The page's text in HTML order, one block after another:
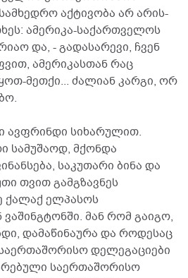
აქტივობა არ არის-
ამერიკა-საქართველოს
და, - გადასარევი, ჩვენ
ამერიკასთან რაც
მეთქი... ძალიან კარგი, ორ
ავფრინდი სიხარულით.
სამუშაოდ, მქონდა
საკუთარი ბინა და
თვით გამგზავნეს
ქალაქ ელპასოს
მან რომ გაიგო,
დამაწინაურა და როდესაც
დელეგაციები
საერთაშორისო